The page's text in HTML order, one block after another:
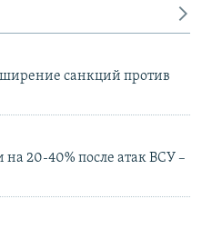
санкций против
20-40% после атак ВСУ –